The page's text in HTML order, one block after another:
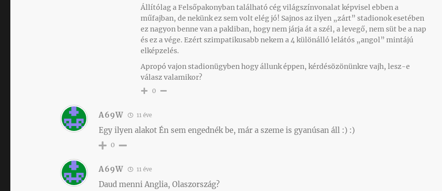
Állítólag a Felsőpakonyban található cég világszínvonalat képvisel ebben a
műfajban, de nekünk ez sem volt elég jó! Sajnos az ilyen „zárt” stadionok esetében
ez nagyon benne van a pakliban, hogy nem járja át a szél, a levegő, nem süt be a nap
és ez a vége. Ezért szimpatikusabb nekem a 4 különálló lelátós „angol” mintájú
elképzelés.
Apropó vajon stadionügyben hogy állunk éppen, kérdésözönünkre vajh, lesz-e
válasz valamikor?
0
A69W 11 éve
Egy ilyen alakot Én sem engednék be, már a szeme is gyanúsan áll :) :)
0
A69W 11 éve
Daud menni Anglia, Olaszország?